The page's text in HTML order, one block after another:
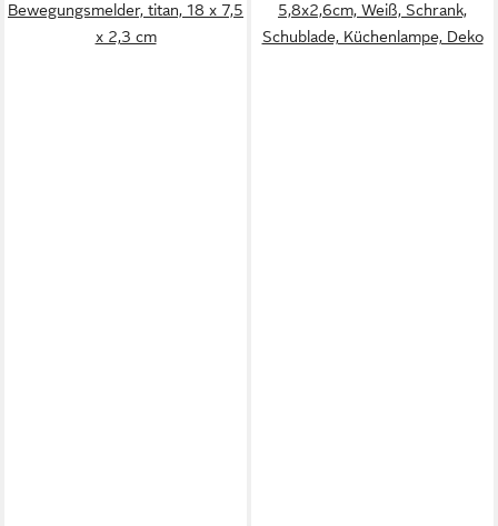
Bewegungsmelder, titan, 18 x 7,5
x 2,3 cm
5,8x2,6cm, Weiß, Schrank,
Schublade, Küchenlampe, Deko